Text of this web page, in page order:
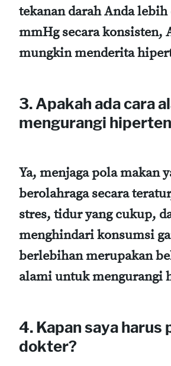
tekanan darah Anda lebih
mmHg secara konsisten,
mungkin menderita
3. Apakah ada cara
mengurangi
Ya, menjaga pola makan
berolahraga secara
stres, tidur yang cukup,
menghindari konsumsi
berlebihan merupakan
alami untuk mengurangi
4. Kapan saya harus
dokter?